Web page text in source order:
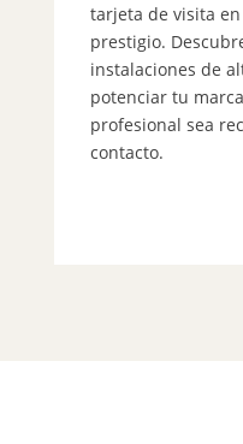
tarjeta de visita
prestigio.
instalaciones de
potenciar tu
profesional sea
contacto.